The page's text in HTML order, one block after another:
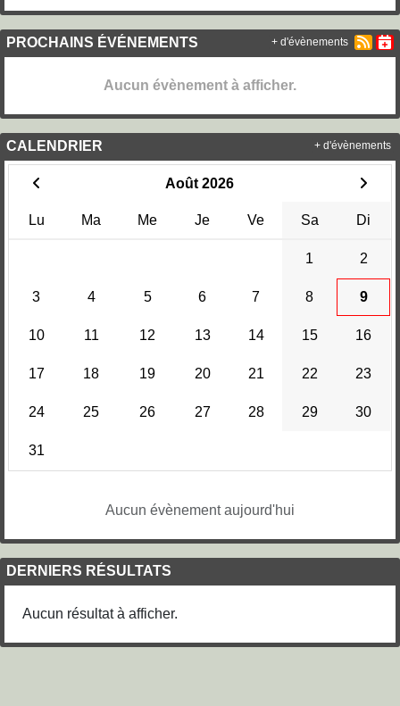
PROCHAINS ÉVÉNEMENTS
Aucun évènement à afficher.
+ d'évènements
CALENDRIER
Août 2026
Lu Ma Me Je Ve Sa Di
1 2
3 4 5 6 7 8 9
10 11 12 13 14 15 16
17 18 19 20 21 22 23
24 25 26 27 28 29 30
31
Aucun évènement aujourd'hui
+ d'évènements
DERNIERS RÉSULTATS
Aucun résultat à afficher.